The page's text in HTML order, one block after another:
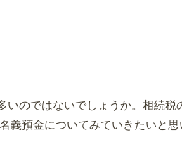
いのではないでしょうか。相続
義預金についてみていきたいと思